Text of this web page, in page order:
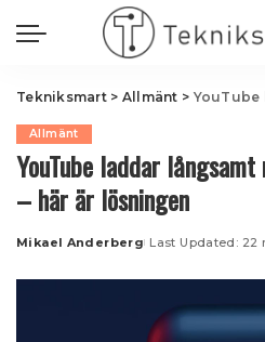
Tekniksmart> Allmänt > YouTube laddar
Allmänt
YouTube laddar
– här är lösningen
Posted
Mikael Anderberg Last Updated: 22